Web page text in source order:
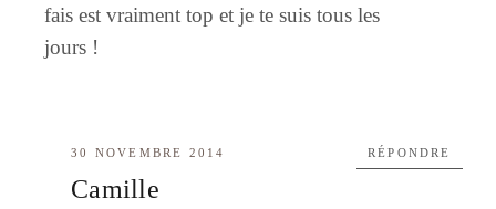
fais est vraiment top et je te suis tous les
jours !
30 NOVEMBRE 2014
Camille
RÉPONDRE